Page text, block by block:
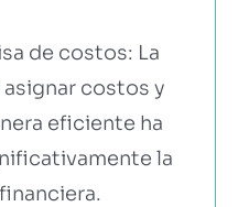
de costos: La
costos y
eficiente ha
la